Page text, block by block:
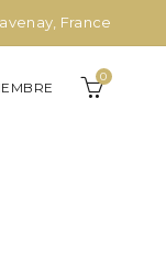
France
0